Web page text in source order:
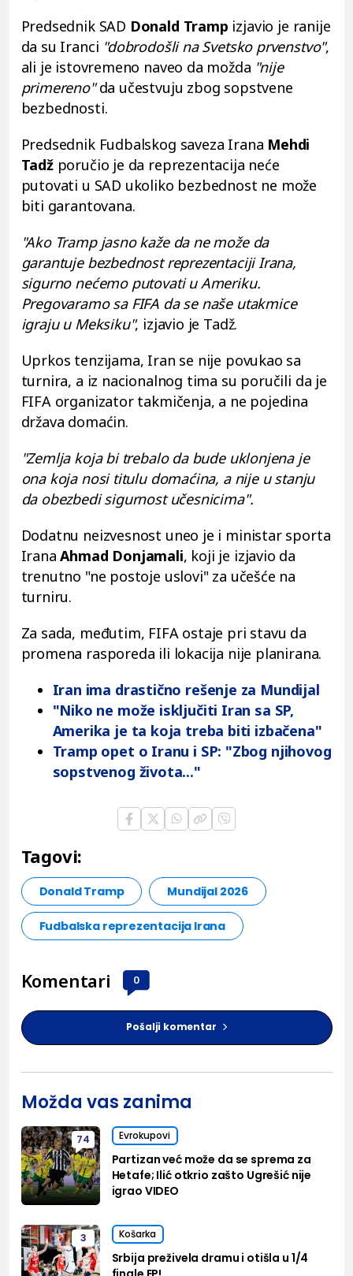
Predsednik SAD Donald Tramp izjavio je ranije
da su Iranci "dobrodošli na Svetsko prvenstvo",
ali je istovremeno naveo da možda "nije
primereno"da učestvuju zbog sopstvene
bezbednosti.
Predsednik Fudbalskog saveza Irana Mehdi
Tadž poručio je da reprezentacija neće
putovati u SAD ukoliko bezbednost ne može
biti garantovana.
"Ako Tramp jasno kaže da ne može da
garantuje bezbednost reprezentaciji Irana,
sigurno nećemo putovati u Ameriku.
Pregovaramo sa FIFA da se naše utakmice
igraju u Meksiku", izjavio je Tadž.
Uprkos tenzijama, Iran se nije povukao sa
turnira, a iz nacionalnog tima su poručili da je
FIFA organizator takmičenja, a ne pojedina
država domaćin.
"Zemlja koja bi trebalo da bude uklonjena je
ona koja nosi titulu domaćina, a nije u stanju
da obezbedi sigurnost učesnicima".
Dodatnu neizvesnost uneo je i ministar sporta
IranaAhmad Donjamali, koji je izjavio da
trenutno "ne postoje uslovi" za učešće na
turniru.
Za sada, međutim, FIFA ostaje pri stavu da
promena rasporeda ili lokacija nije planirana.
Iran ima drastično rešenje za Mundijal
"Niko ne može isključiti Iran sa SP,
Amerika je ta koja treba biti izbačena"
Tramp opet o Iranu i SP: "Zbog njihovog
sopstvenog života..."
Tagovi:
Donald Tramp Mundijal 2026
Fudbalska reprezentacija Irana
Komentari 0
Pošalji komentar
Možda vas zanima
74 Evrokupovi
Partizan već može da se sprema za
Hetafe; Ilić otkrio zašto Ugrešić nije
igrao VIDEO
3 Košarka
Srbija preživela dramu i otišla u 1/4